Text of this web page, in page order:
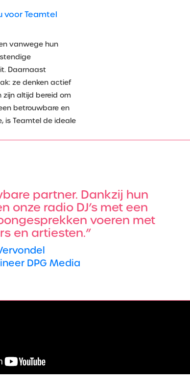
voor Teamtel
vanwege hun
Daarnaast
ze denken actief
zijn altijd bereid om
betrouwbare en
is Teamtel de ideale
partner. Dankzij hun
onze radio DJ’s met een
voeren met
en artiesten.”
DPG Media